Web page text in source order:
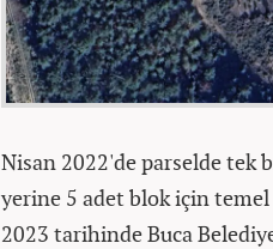
Nisan 2022'de parselde tek
yerine 5 adet blok için temel
2023 tarihinde Buca